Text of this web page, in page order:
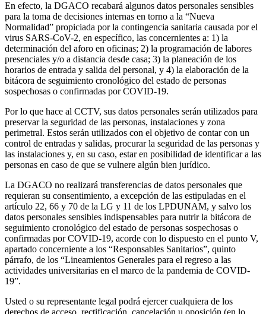
En efecto, la DGACO recabará algunos datos personales sensibles
para la toma de decisiones internas en torno a la “Nueva
Normalidad” propiciada por la contingencia sanitaria causada por el
virus SARS-CoV-2, en específico, las concernientes a: 1) la
determinación del aforo en oficinas; 2) la programación de labores
presenciales y/o a distancia desde casa; 3) la planeación de los
horarios de entrada y salida del personal, y 4) la elaboración de la
bitácora de seguimiento cronológico del estado de personas
sospechosas o confirmadas por COVID-19.
Por lo que hace al CCTV, sus datos personales serán utilizados para
preservar la seguridad de las personas, instalaciones y zona
perimetral. Estos serán utilizados con el objetivo de contar con un
control de entradas y salidas, procurar la seguridad de las personas y
las instalaciones y, en su caso, estar en posibilidad de identificar a las
personas en caso de que se vulnere algún bien jurídico.
La DGACO no realizará transferencias de datos personales que
requieran su consentimiento, a excepción de las estipuladas en el
artículo 22, 66 y 70 de la LG y 11 de los LPDUNAM, y salvo los
datos personales sensibles indispensables para nutrir la bitácora de
seguimiento cronológico del estado de personas sospechosas o
confirmadas por COVID-19, acorde con lo dispuesto en el punto V,
apartado concerniente a los “Responsables Sanitarios”, quinto
párrafo, de los “Lineamientos Generales para el regreso a las
actividades universitarias en el marco de la pandemia de COVID-
19”.
Usted o su representante legal podrá ejercer cualquiera de los